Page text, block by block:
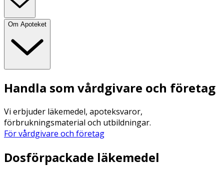
Om Apoteket
Handla som vårdgivare och företag
Vi erbjuder läkemedel, apoteksvaror,
förbrukningsmaterial och utbildningar.
För vårdgivare och företag
Dosförpackade läkemedel